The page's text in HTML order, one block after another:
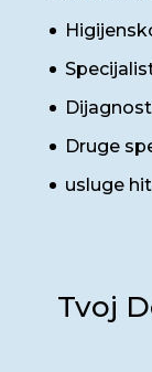
Druge
usluge
Tvoj